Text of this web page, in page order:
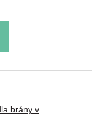
brány v